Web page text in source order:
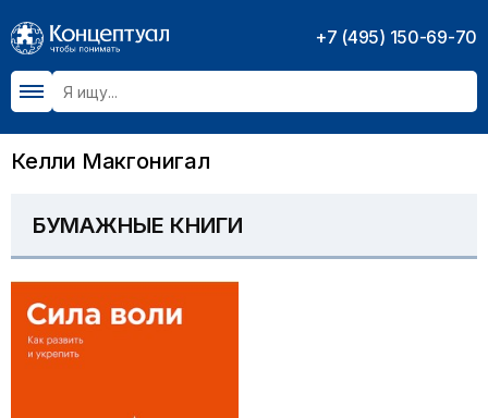
+7 (495) 150-69-70
Келли Макгонигал
БУМАЖНЫЕ КНИГИ